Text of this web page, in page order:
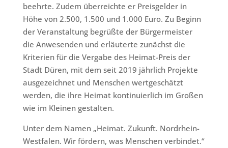
beehrte. Zudem überreichte er Preisgelder in
Höhe von 2.500, 1.500 und 1.000 Euro. Zu Beginn
der Veranstaltung begrüßte der Bürgermeister
die Anwesenden und erläuterte zunächst die
Kriterien für die Vergabe des Heimat-Preis der
Stadt Düren, mit dem seit 2019 jährlich Projekte
ausgezeichnet und Menschen wertgeschätzt
werden, die ihre Heimat kontinuierlich im Großen
wie im Kleinen gestalten.
Unter dem Namen „Heimat. Zukunft. Nordrhein-
Westfalen. Wir fördern, was Menschen verbindet.“